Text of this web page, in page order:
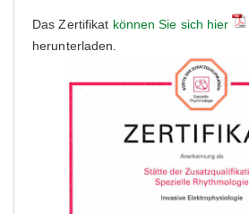
Das Zertifikat können Sie sich hier
herunterladen.